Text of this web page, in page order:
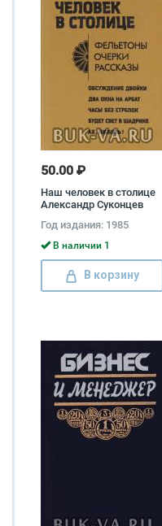
50.00 ₽
Наш человек в столице
Александр Суконцев
Год издания: 1985
В наличии 1
В корзину